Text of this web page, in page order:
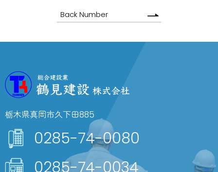
Back Number
栃木県真岡市久下田885
0285-74-0080
0285-74-0034